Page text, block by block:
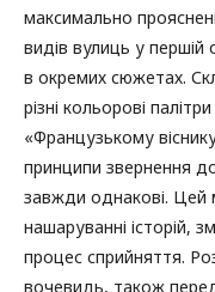
максимально
видів вулиць у першій
в окремих сюжетах.
різні кольорові
«Французькому
принципи звернення
завжди однакові. Цей
нашаруванні історій,
процес сприйняття.
вочевидь, також